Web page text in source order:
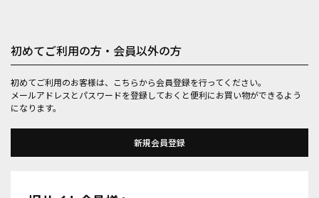
初めてご利用の方・会員以外の方
初めてご利用のお客様は、こちらから会員登録を行ってください。
メールアドレスとパスワードを登録しておくと便利にお買い物ができるよう
になります。